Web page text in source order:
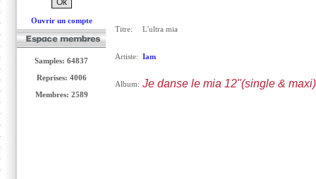
Ouvrir un compte
Samples: 64837
Reprises: 4006
Membres: 2589
Titre: L'ultra mia
Artiste: Iam
Album: Je danse le mia 12"(single & maxi)